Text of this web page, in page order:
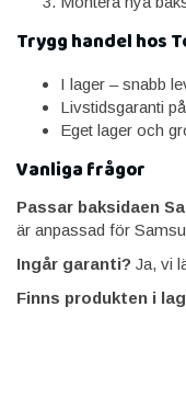
Trygg handel hos
I lager – snabb
Livstidsgaranti
Eget lager och
Vanliga frågor
Passar baksidaen
är anpassad för
Ingår garanti? Ja, vi
Finns produkten i